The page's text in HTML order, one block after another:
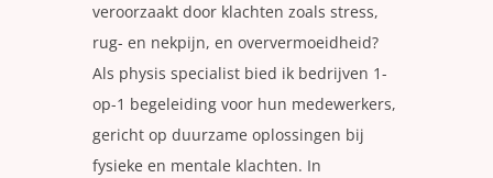
veroorzaakt door klachten zoals stress,
rug- en nekpijn, en oververmoeidheid?
Als physis specialist bied ik bedrijven 1-
op-1 begeleiding voor hun medewerkers,
gericht op duurzame oplossingen bij
fysieke en mentale klachten. In